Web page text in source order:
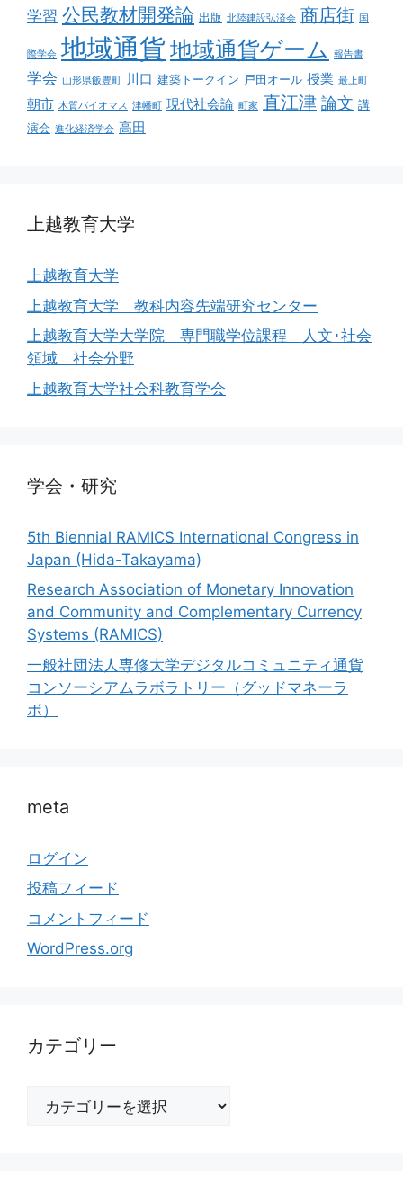
学習 公民教材開発論 出版 北陸建設弘済会 商店街 国
際学会 地域通貨地域通貨ゲーム 報告書
学会 山形県飯豊町 川口 建築トークイン 戸田オール 授業 最上町
朝市 木質バイオマス 津幡町 現代社会論 町家 直江津 論文 講
演会 進化経済学会 高田
上越教育大学
上越教育大学
上越教育大学 教科内容先端研究センター
上越教育大学大学院 専門職学位課程 人文･社会
領域 社会分野
上越教育大学社会科教育学会
学会・研究
5th Biennial RAMICS International Congress in
Japan (Hida-Takayama)
Research Association of Monetary Innovation
and Community and Complementary Currency
Systems (RAMICS)
一般社団法人専修大学デジタルコミュニティ通貨
コンソーシアムラボラトリー（グッドマネーラ
ボ）
meta
ログイン
投稿フィード
コメントフィード
WordPress.org
カテゴリー